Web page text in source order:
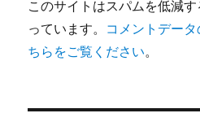
このサイトはスパムを低減
っています。 コメントデー
ちらをご覧ください。